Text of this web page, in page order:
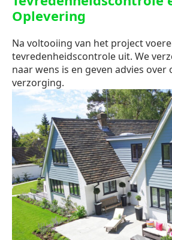
Oplevering
Na voltooiing van het project
tevredenheidscontrole uit. We
naar wens is en geven advies
verzorging.